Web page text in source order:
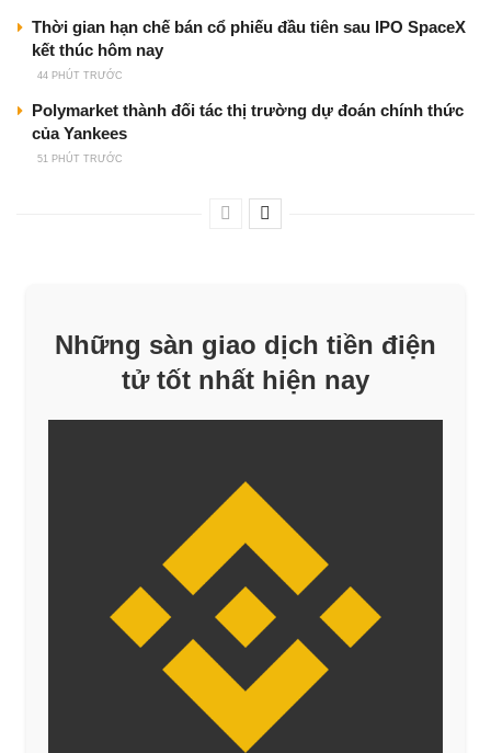
Thời gian hạn chế bán cổ phiếu đầu tiên sau IPO SpaceX
kết thúc hôm nay
44 PHÚT TRƯỚC
Polymarket thành đối tác thị trường dự đoán chính thức
của Yankees
51 PHÚT TRƯỚC
Những sàn giao dịch tiền điện
tử tốt nhất hiện nay